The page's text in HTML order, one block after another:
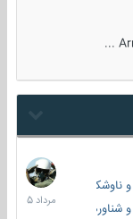
گشتی
2
مرداد
1405